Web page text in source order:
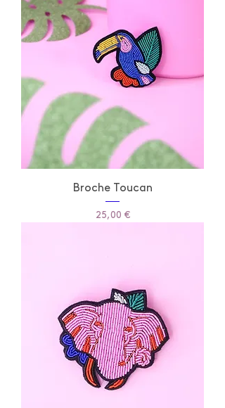
Broche Toucan
Prix
25,00 €